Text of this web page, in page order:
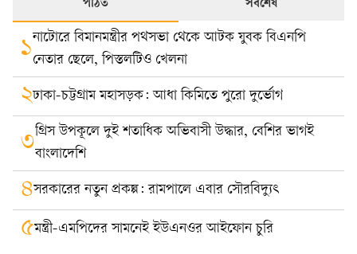
পঠিত সর্বশেষ
১নাটোরে বিমানমন্ত্রীর পথসভা থেকে আটক যুবক বিএনপি
নেতার ছেলে, পিস্তলটিও খেলনা
২ঢাকা-চট্টগ্রাম মহাসড়ক: আধা কিমিতে পুরো দুর্ভোগ
৩গ্রিস উপকূলে দুই শতাধিক অভিবাসী উদ্ধার, বেশির ভাগই
বাংলাদেশি
৪সরকারের নতুন প্রকল্প: রামপালে এবার সৌরবিদ্যুৎ
৫মন্ত্রী-এমপিদের সামনেই ইউএনওর আইফোন চুরি